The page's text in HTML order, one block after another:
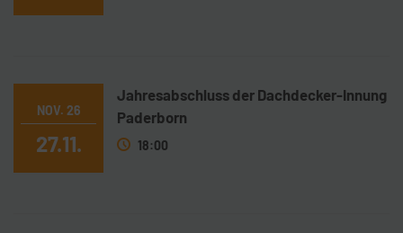
NOV. 26
27.11.
Jahresabschluss der Dachdecker-Innung
Paderborn
18:00